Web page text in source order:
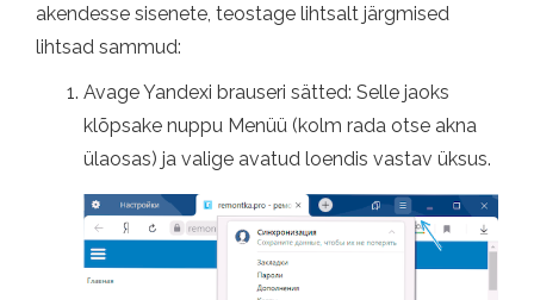
akendesse sisenete, teostage lihtsalt järgmised
lihtsad sammud:
Avage Yandexi brauseri sätted: Selle jaoks
klõpsake nuppu Menüü (kolm rada otse akna
ülaosas) ja valige avatud loendis vastav üksus.